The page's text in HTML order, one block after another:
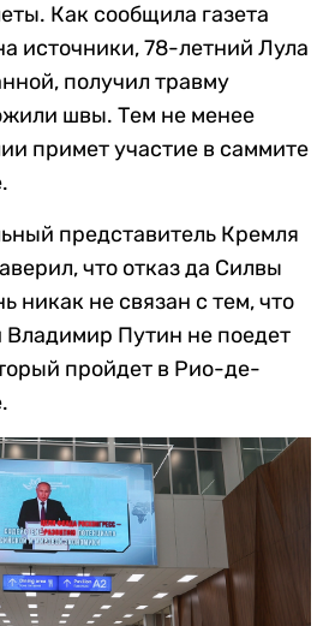
Как сообщила газета
источники, 78-летний Лула
получил травму
швы. Тем не менее
примет участие в саммите
представитель Кремля
что отказ да Силвы
никак не связан с тем, что
Владимир Путин не поедет
пройдет в Рио-де-